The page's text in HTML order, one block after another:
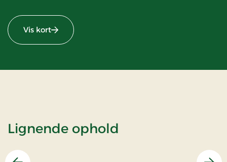
Vis kort
Lignende ophold